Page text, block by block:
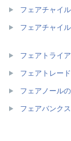
フェアチャイ
フェアチャイ
フェアトライ
フェアトレー
フェアノール
フェアバンク